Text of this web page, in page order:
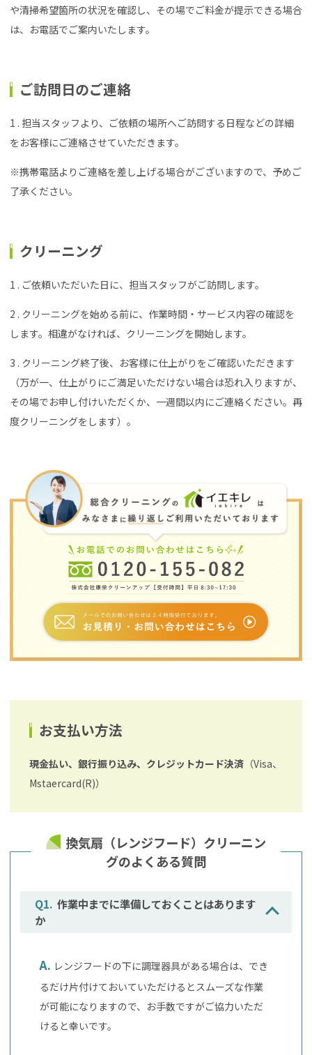
や清掃希望箇所の状況を確認し、その場でご料金が提示できる場合
は、お電話でご案内いたします。
ご訪問日のご連絡
1 . 担当スタッフより、ご依頼の場所へご訪問する日程などの詳細
をお客様にご連絡させていただきます。
※携帯電話よりご連絡を差し上げる場合がございますので、予めご
了承ください。
クリーニング
1 . ご依頼いただいた日に、担当スタッフがご訪問します。
2 . クリーニングを始める前に、作業時間・サービス内容の確認を
します。相違がなければ、クリーニングを開始します。
3 . クリーニング終了後、お客様に仕上がりをご確認いただきます
（万が一、仕上がりにご満足いただけない場合は恐れ入りますが、
その場でお申し付けいただくか、一週間以内にご連絡ください。再
度クリーニングをします）。
お支払い方法
現金払い、銀行振り込み、クレジットカード決済 （Visa、
Mstaercard(R)）
換気扇（レンジフード）クリーニン
グのよくある質問
作業中までに準備しておくことはあります
か
レンジフードの下に調理器具がある場合は、でき
るだけ片付けておいていただけるとスムーズな作業
が可能になりますので、お手数ですがご協力いただ
けると幸いです。